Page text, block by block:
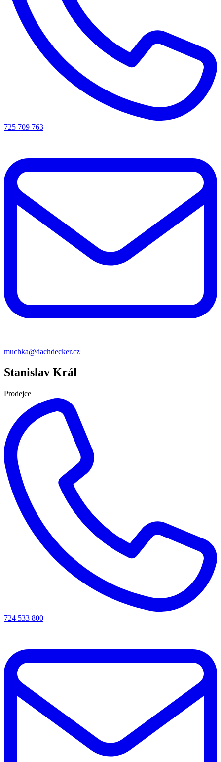
725 709 763
muchka@dachdecker.cz
Stanislav Král
Prodejce
724 533 800